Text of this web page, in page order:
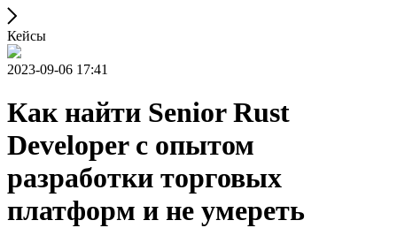
Кейсы
2023-09-06 17:41
Как найти Senior Rust
Developer с опытом
разработки торговых
платформ и не умереть